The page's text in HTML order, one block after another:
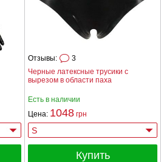
Черные латексные трусики с
вырезом в области паха
Отзывы: 3
Есть в наличии
Цена: 1048 грн
Купить